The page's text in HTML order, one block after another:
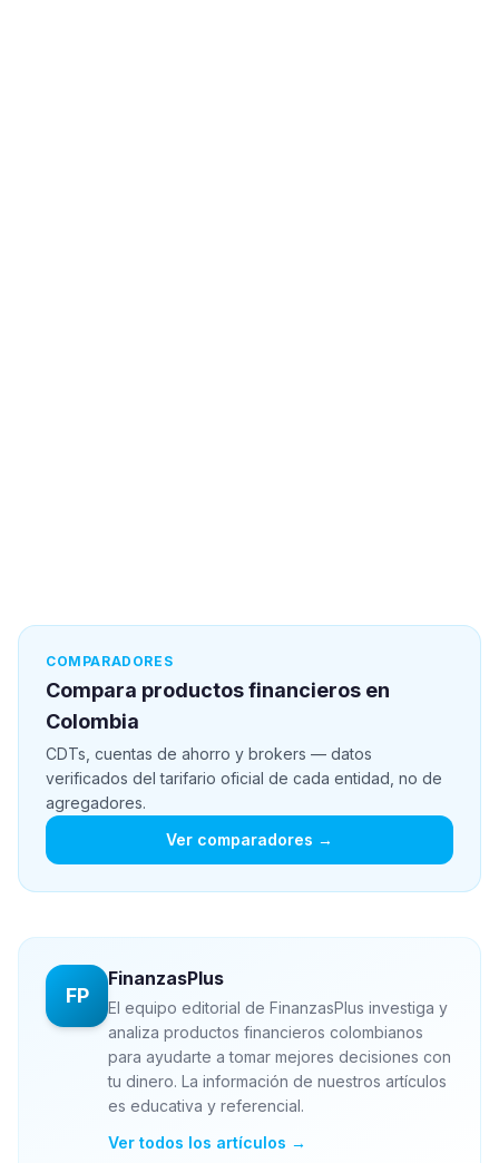
COMPARADORES
Compara productos financieros en
Colombia
CDTs, cuentas de ahorro y brokers — datos
verificados del tarifario oficial de cada entidad, no de
agregadores.
Ver comparadores →
FP
FinanzasPlus
El equipo editorial de FinanzasPlus investiga y
analiza productos financieros colombianos
para ayudarte a tomar mejores decisiones con
tu dinero. La información de nuestros artículos
es educativa y referencial.
Ver todos los artículos →